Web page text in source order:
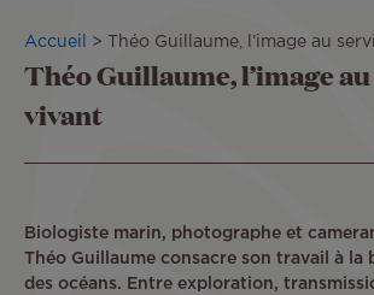
Fil
d'Ariane
Accueil Théo Guillaume, l’image au
Théo Guillaume, l’image
vivant
Biologiste marin, photographe et
Théo Guillaume consacre son travail à la
des océans. Entre exploration,